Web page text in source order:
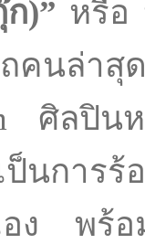
)” หรือ
คนล่า
ศิลปิน
ป็นการ
อง พร้